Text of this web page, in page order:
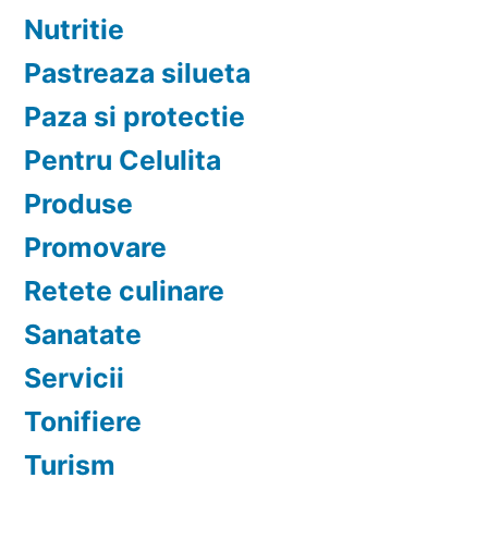
Nutritie
Pastreaza silueta
Paza si protectie
Pentru Celulita
Produse
Promovare
Retete culinare
Sanatate
Servicii
Tonifiere
Turism